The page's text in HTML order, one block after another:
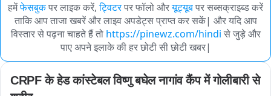
हमेंफेसबुकपर लाइक करें, ट्विटरपर फॉलो औरयूट्यूबपर सब्सक्राइब्ड करें
ताकि आप ताजा खबरें और लाइव अपडेट्स प्राप्त कर सकें| और यदि आप
विस्तार से पढ़ना चाहते हैं तो https://pinewz.com/hindi से जुड़े और
पाए अपने इलाके की हर छोटी सी छोटी खबर|
CRPF के हेड कांस्टेबल विष्णु बघेल नागांव कैंप में गोलीबारी से